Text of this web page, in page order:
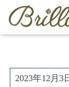
2023年12月3